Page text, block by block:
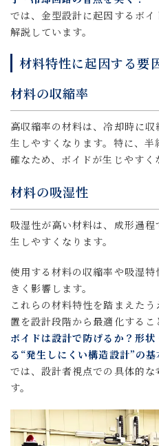
では、金型設計に起因するボイ
解説しています。
材料特性に起因する要
材料の収縮率
高収縮率の材料は、冷却時に
生しやすくなります。特に、
確なため、ボイドが生じやすく
材料の吸湿性
吸湿性が高い材料は、成形過
生しやすくなります。
使用する材料の収縮率や吸湿
きく影響します。
これらの材料特性を踏まえた
置を設計段階から最適化するこ
ボイドは設計で防げるか？形
る“発生しにくい構造設計”の基
では、設計者視点での具体的
す。